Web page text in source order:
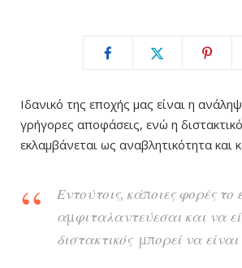
Ιδανικό της εποχής μας είναι η
γρήγορες αποφάσεις, ενώ η
εκλαμβάνεται ως αναβλητικότητα και
Εντούτοις, κάποιες φορές το
αμφιταλαντεύεσαι και να
διστακτικός μπορεί να